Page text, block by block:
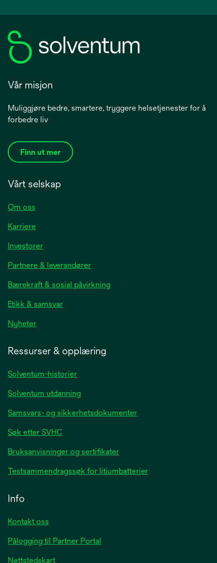
Vår misjon
Muliggjøre bedre, smartere, tryggere helsetjenester for å
forbedre liv
Finn ut mer
Vårt selskap
Om oss
Karriere
Investoreropens
a
new
Partnere & leverandører
Bærekraft & sosial påvirkning
Etikk & samsvar
Nyheteropens
Ressurser & opplæring
Solventum-historier
Solventum utdanning
Samsvars- og sikkerhetsdokumenter
Søk etter SVHC
Bruksanvisninger og sertifikater
Testsammendragssøk for litiumbatterier
Info
Kontakt oss
Pålogging til Partner Portal
Nettstedskart